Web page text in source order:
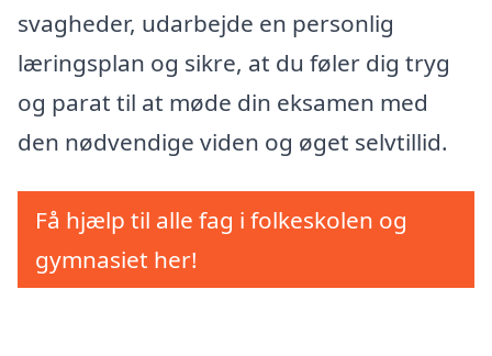
svagheder, udarbejde en personlig
læringsplan og sikre, at du føler dig tryg
og parat til at møde din eksamen med
den nødvendige viden og øget selvtillid.
Få hjælp til alle fag i folkeskolen og
gymnasiet her!